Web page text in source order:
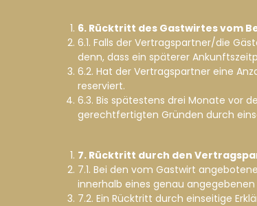
6. Rücktritt des Gastwirtes vom
6.1. Falls der Vertragspartner/die
denn, dass ein späterer
6.2. Hat der Vertragspartner eine
reserviert.
6.3. Bis spätestens drei Monate vor
gerechtfertigten Gründen durch
7. Rücktritt durch den
7.1. Bei den vom Gastwirt
innerhalb eines genau
7.2. Ein Rücktritt durch einseitige